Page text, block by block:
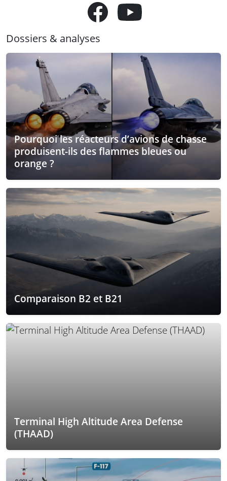
Dossiers & analyses
Pourquoi les réacteurs d’avions de chasse
produisent-ils des flammes bleues ou
orange ?
Comparaison B2 et B21
Terminal High Altitude Area Defense
(THAAD)